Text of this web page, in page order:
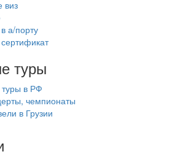
виз
а/порту
туры
в РФ
чемпионаты
в Грузии